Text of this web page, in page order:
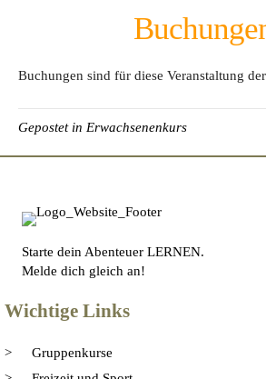
Buchungen sind für diese Veranstaltung
Gepostet in Erwachsenenkurs
Starte dein Abenteuer LERNEN.
Melde dich gleich an!
Wichtige Links
Gruppenkurse